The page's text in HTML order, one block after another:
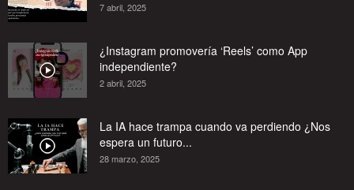
7 abril, 2025
¿Instagram promovería ‘Reels’ como App
independiente?
2 abril, 2025
La IA hace trampa cuando va perdiendo ¿Nos
espera un futuro...
28 marzo, 2025